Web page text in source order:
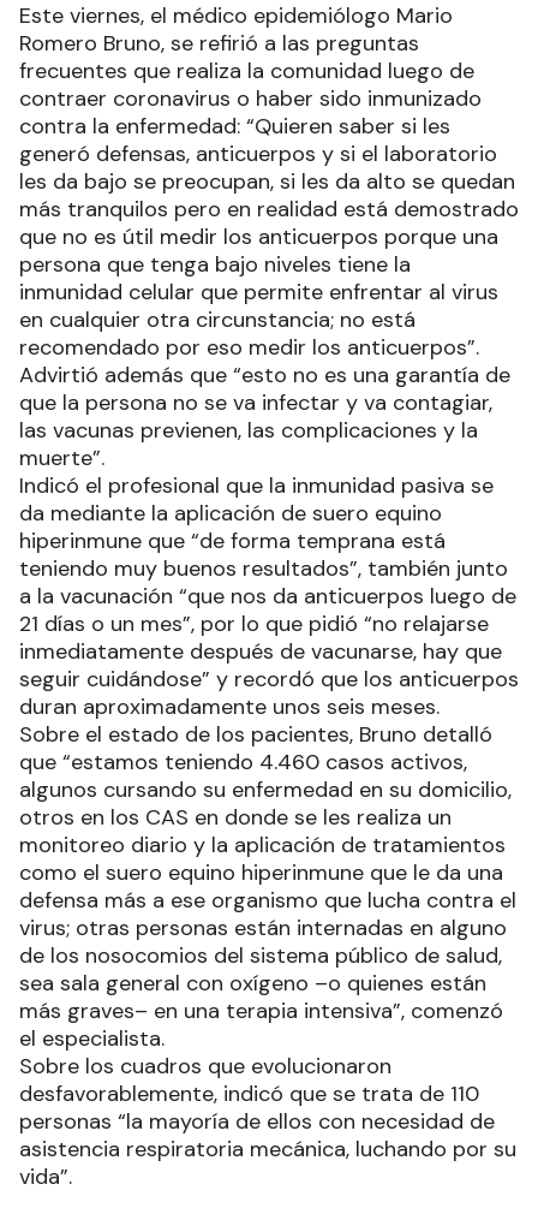
Este viernes, el médico epidemiólogo Mario
Romero Bruno, se refirió a las preguntas
frecuentes que realiza la comunidad luego de
contraer coronavirus o haber sido inmunizado
contra la enfermedad: “Quieren saber si les
generó defensas, anticuerpos y si el laboratorio
les da bajo se preocupan, si les da alto se quedan
más tranquilos pero en realidad está demostrado
que no es útil medir los anticuerpos porque una
persona que tenga bajo niveles tiene la
inmunidad celular que permite enfrentar al virus
en cualquier otra circunstancia; no está
recomendado por eso medir los anticuerpos”.
Advirtió además que “esto no es una garantía de
que la persona no se va infectar y va contagiar,
las vacunas previenen, las complicaciones y la
muerte”.
Indicó el profesional que la inmunidad pasiva se
da mediante la aplicación de suero equino
hiperinmune que “de forma temprana está
teniendo muy buenos resultados”, también junto
a la vacunación “que nos da anticuerpos luego de
21 días o un mes”, por lo que pidió “no relajarse
inmediatamente después de vacunarse, hay que
seguir cuidándose” y recordó que los anticuerpos
duran aproximadamente unos seis meses.
Sobre el estado de los pacientes, Bruno detalló
que “estamos teniendo 4.460 casos activos,
algunos cursando su enfermedad en su domicilio,
otros en los CAS en donde se les realiza un
monitoreo diario y la aplicación de tratamientos
como el suero equino hiperinmune que le da una
defensa más a ese organismo que lucha contra el
virus; otras personas están internadas en alguno
de los nosocomios del sistema público de salud,
sea sala general con oxígeno –o quienes están
más graves– en una terapia intensiva”, comenzó
el especialista.
Sobre los cuadros que evolucionaron
desfavorablemente, indicó que se trata de 110
personas “la mayoría de ellos con necesidad de
asistencia respiratoria mecánica, luchando por su
vida”.